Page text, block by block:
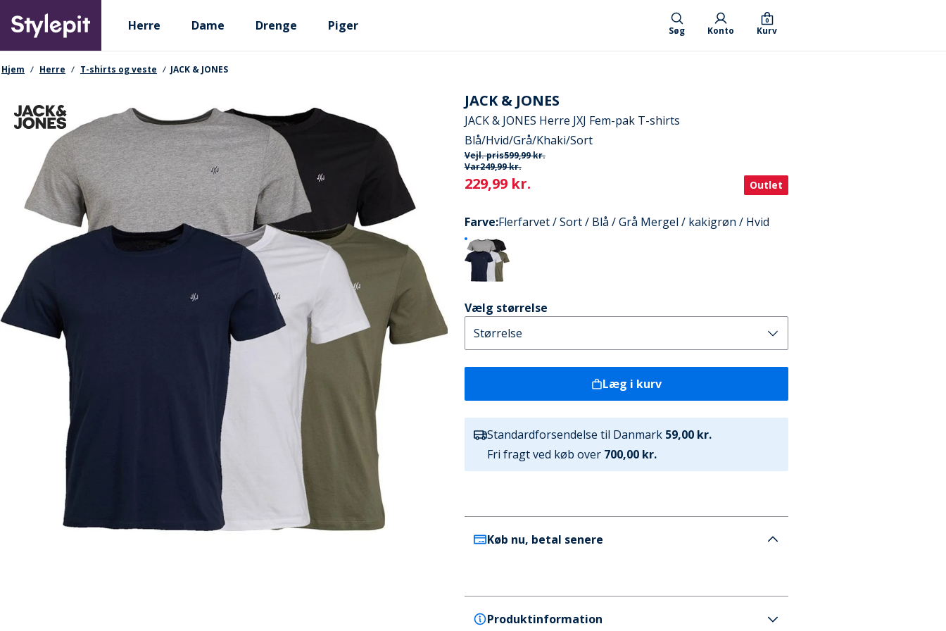
main
content
Primary departments
Herre Dame Drenge Piger Søg Konto Kurv
0
navigationssti
Hjem Herre T-shirts og veste JACK & JONES
JACK & JONES
JACK & JONES Herre JXJ Fem-pak T-shirts
Blå/Hvid/Grå/Khaki/Sort
Vejl. pris599,99 kr.
Var249,99 kr.
Current
229,99 kr. Outlet
Farve:Flerfarvet / Sort / Blå / Grå Mergel / kakigrøn / Hvid
Vælg størrelse
Læg i kurv
Standardforsendelse til Danmark 59,00 kr.
Fri fragt ved køb over 700,00 kr.
Køb nu, betal senere
Produktinformation